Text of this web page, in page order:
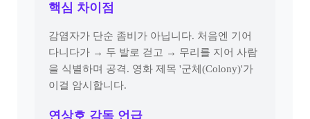
핵심 차이점
감염자가 단순 좀비가 아닙니다. 처음엔 기어
다니다가 → 두 발로 걷고 → 무리를 지어 사람
을 식별하며 공격. 영화 제목 '군체(Colony)'가
이걸 암시합니다.
연상호 감독 언급